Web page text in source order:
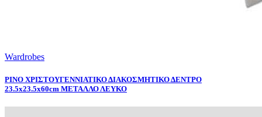
Wardrobes
PINO ΧΡΙΣΤΟΥΓΕΝΝΙΑΤΙΚΟ ΔΙΑΚΟΣΜΗΤΙΚΟ ΔΕΝΤΡΟ
23.5x23.5x60cm ΜΕΤΑΛΛΟ ΛΕΥΚΟ